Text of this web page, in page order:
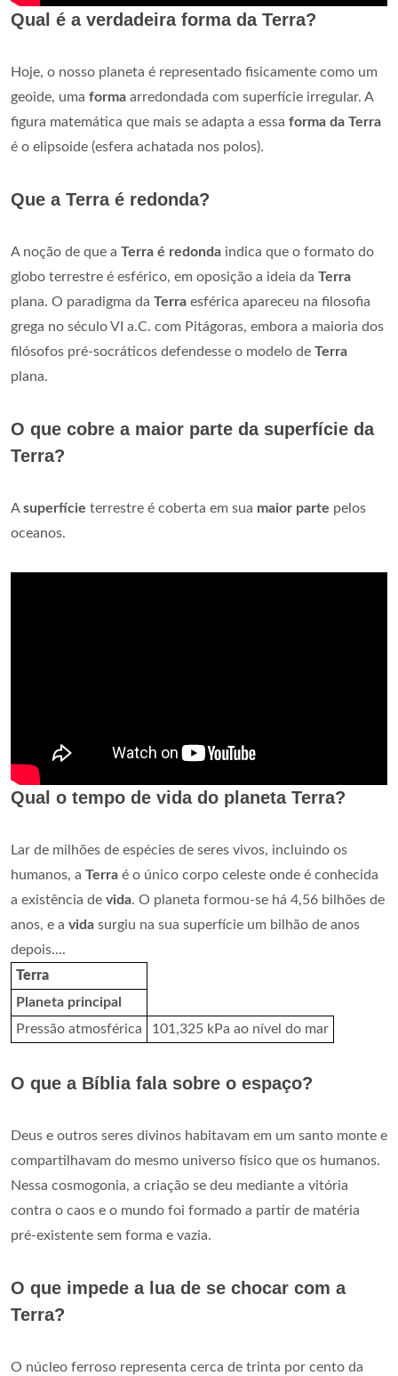
Qual é a verdadeira forma da Terra?
Hoje, o nosso planeta é representado fisicamente como um
geoide, uma forma arredondada com superfície irregular. A
figura matemática que mais se adapta a essa forma da Terra
é o elipsoide (esfera achatada nos polos).
Que a Terra é redonda?
A noção de que a Terra é redonda indica que o formato do
globo terrestre é esférico, em oposição a ideia da Terra
plana. O paradigma da Terra esférica apareceu na filosofia
grega no século VI a.C. com Pitágoras, embora a maioria dos
filósofos pré-socráticos defendesse o modelo de Terra
plana.
O que cobre a maior parte da superfície da
Terra?
Asuperfície terrestre é coberta em sua maior parte pelos
oceanos.
Qual o tempo de vida do planeta Terra?
Lar de milhões de espécies de seres vivos, incluindo os
humanos, a Terra é o único corpo celeste onde é conhecida
a existência de vida. O planeta formou-se há 4,56 bilhões de
anos, e a vida surgiu na sua superfície um bilhão de anos
depois....
Terra
Planeta principal
Pressão atmosférica
101,325 kPa ao nível do mar
O que a Bíblia fala sobre o espaço?
Deus e outros seres divinos habitavam em um santo monte e
compartilhavam do mesmo universo físico que os humanos.
Nessa cosmogonia, a criação se deu mediante a vitória
contra o caos e o mundo foi formado a partir de matéria
pré-existente sem forma e vazia.
O que impede a lua de se chocar com a
Terra?
O núcleo ferroso representa cerca de trinta por cento da